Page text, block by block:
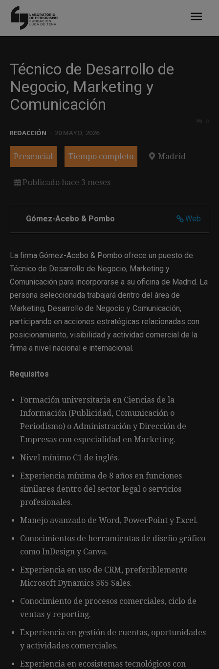
Técnico de Desarrollo de
Negocio, Marketing y
Comunicación
REDACCIÓN 20 MAYO, 2026
Presencial Tiempo completo Madrid
Publicado hace 3 meses
Web
Gómez-Acebo & Pombo
La firma Gómez-Acebo & Pombo ofrece un puesto de
Técnico de Desarrollo de Negocio, Marketing y
Comunicación para incorporarse a su oficina de Madrid. La
persona seleccionada trabajará dentro del área de
Marketing, Desarrollo de Negocio y Comunicación,
participando en acciones estratégicas relacionadas con
posicionamiento, visibilidad y actividad comercial de la
firma a nivel nacional e internacional.
Requisitos
Formación universitaria en Ciencias de la
Información (Publicidad, Comunicación o
Periodismo) o Administración y Dirección de
Empresas con especialidad en Marketing.
Nivel mínimo C1 de inglés.
Experiencia mínima de 8 años en funciones
similares dentro del sector legal o servicios
profesionales.
Manejo avanzado de Word, PowerPoint y Excel.
Conocimientos de herramientas de diseño gráfico
como InDesign y Canva.
Experiencia en uso de CRM, preferiblemente
Microsoft Dynamics 365 Sales.
Conocimiento de procesos comerciales, ciclo de
ventas y reporting.
Experiencia en gestión de cuentas, oportunidades
y actividades comerciales.
Experiencia en ecosistemas tecnológicos con